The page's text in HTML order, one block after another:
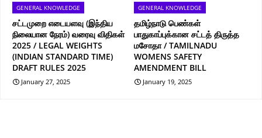
GENERAL KNOWLEDGE
சட்டமுறை எடையளவு (இந்திய
நிலையான நேரம்) வரைவு விதிகள்
2025 / LEGAL WEIGHTS
(INDIAN STANDARD TIME)
DRAFT RULES 2025
January 27, 2025
GENERAL KNOWLEDGE
தமிழ்நாடு பெண்கள்
பாதுகாப்புக்கான சட்டத் திருத்த
மசோதா / TAMILNADU
WOMENS SAFETY
AMENDMENT BILL
January 19, 2025